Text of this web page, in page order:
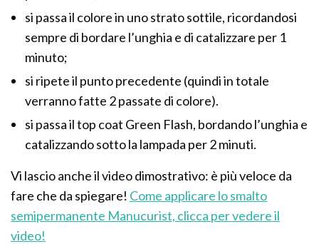
si passa il colore in uno strato sottile, ricordandosi
sempre di bordare l’unghia e di catalizzare per 1
minuto;
si ripete il punto precedente (quindi in totale
verranno fatte 2 passate di colore).
si passa il top coat Green Flash, bordando l’unghia e
catalizzando sotto la lampada per 2 minuti.
Vi lascio anche il video dimostrativo: è più veloce da
fare che da spiegare! Come applicare lo smalto
semipermanente Manucurist, clicca per vedere il
video!